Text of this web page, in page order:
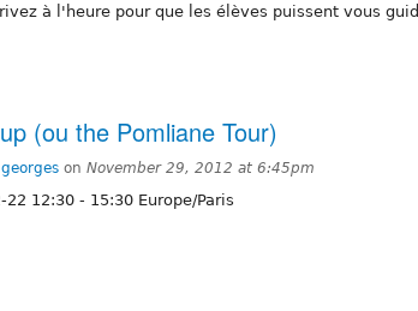
à l'heure pour que les élèves puissent vous
(ou the Pomliane Tour)
on November 29, 2012 at 6:45pm
22 12:30 - 15:30 Europe/Paris